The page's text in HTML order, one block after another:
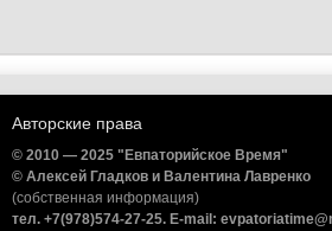
Авторские права
© 2010 — 2025 "Евпаторийское Время"
© Алексей Гладков и Валентина Лавренко
(собственная информация)
тел. +7(978)574-27-25. E-mail: